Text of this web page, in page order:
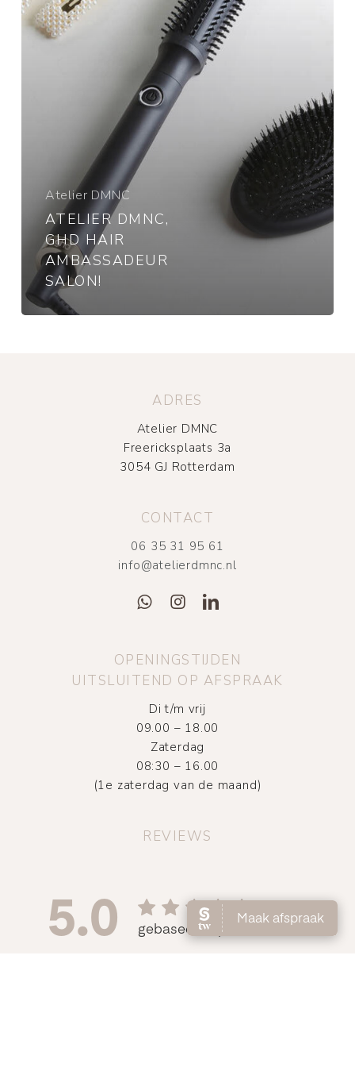
Atelier DMNC
ATELIER DMNC,
GHD HAIR
AMBASSADEUR
SALON!
ADRES
Atelier DMNC
Freericksplaats 3a
3054 GJ Rotterdam
CONTACT
06 35 31 95 61
info@atelierdmnc.nl
OPENINGSTIJDEN
UITSLUITEND OP AFSPRAAK
Di t/m vrij
09.00 – 18.00
Zaterdag
08:30 – 16.00
(1e zaterdag van de maand)
REVIEWS